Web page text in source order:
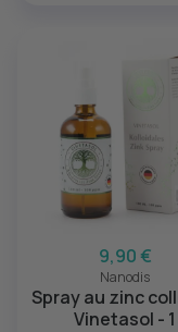
9,90 €
Nanodis
Spray au zinc
Vinetasol - 1